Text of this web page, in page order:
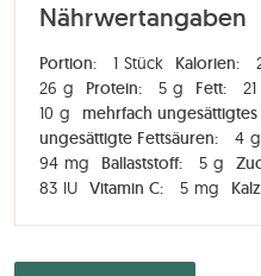
Nährwertangaben
Portion: 1 Stück Kalorien:
26 g Protein: 5 g Fett: 21
10 g mehrfach ungesättigtes
ungesättigte Fettsäuren:
4 g
94 mg Ballaststoff: 5 g
83 IU Vitamin C: 5 mg